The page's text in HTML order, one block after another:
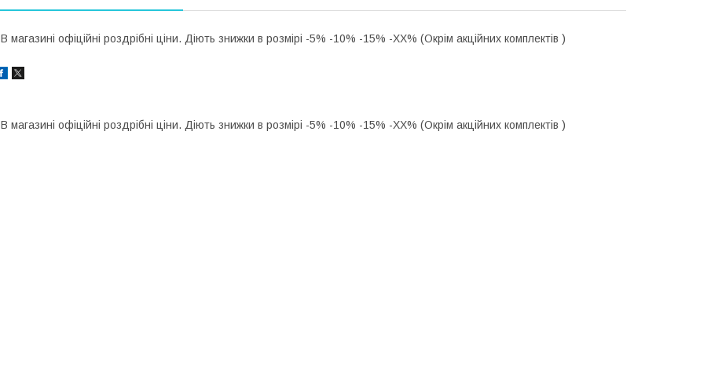
В магазині офіційні роздрібні ціни. Діють знижки в розмірі -5% -10% -15% -ХХ% (Окрім акційних комплектів )
В магазині офіційні роздрібні ціни. Діють знижки в розмірі -5% -10% -15% -ХХ% (Окрім акційних комплектів )